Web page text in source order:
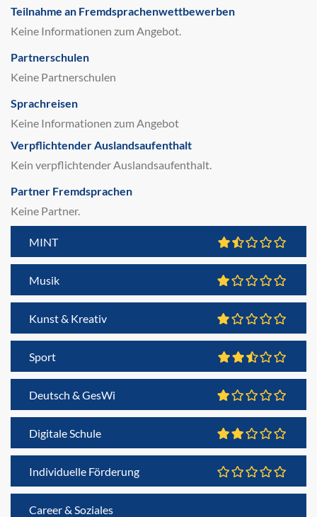
Teilnahme an Fremdsprachenwettbewerben
Keine Informationen zum Angebot.
Partnerschulen
Keine Partnerschulen
Sprachreisen
Keine Informationen zum Angebot
Verpflichtender Auslandsaufenthalt
Kein verpflichtender Auslandsaufenthalt.
Partner Fremdsprachen
Keine Partner.
MINT
Musik
Kunst & Kreativ
Sport
Deutsch & GesWi
Digitale Schule
Individuelle Förderung
Career & Soziales